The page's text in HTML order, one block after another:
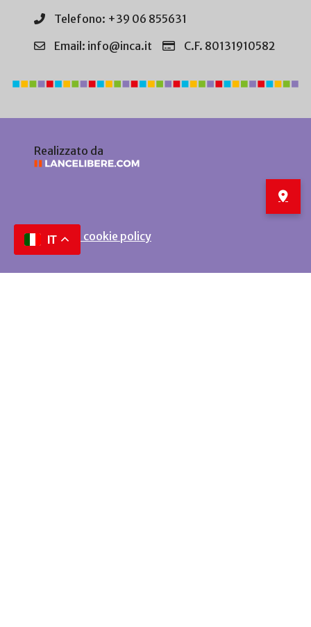
Telefono: +39 06 855631
Email: info@inca.it
C.F. 80131910582
Realizzato da
Privacy e cookie policy
IT